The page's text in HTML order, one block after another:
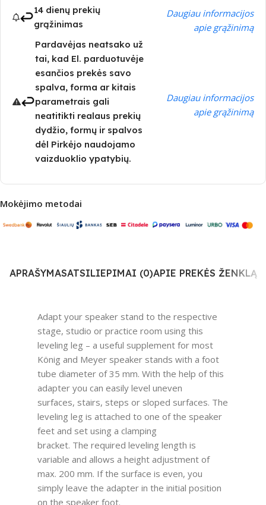
14 dienų prekių
grąžinimas
Daugiau informacijos
apie grąžinimą
Pardavėjas neatsako už
tai, kad El. parduotuvėje
esančios prekės savo
spalva, forma ar kitais
parametrais gali
neatitikti realaus prekių
dydžio, formų ir spalvos
dėl Pirkėjo naudojamo
vaizduoklio ypatybių.
Daugiau informacijos
apie grąžinimą
Mokėjimo metodai
APRAŠYMASATSILIEPIMAI (0)APIE PREKĖS ŽENKLĄ
Adapt your speaker stand to the respective
stage, studio or practice room using this
leveling leg – a useful supplement for most
König and Meyer speaker stands with a foot
tube diameter of 35 mm. With the help of this
adapter you can easily level uneven
surfaces, stairs, steps or sloped surfaces. The
leveling leg is attached to one of the speaker
feet and set using a clamping
bracket. The required leveling length is
variable and allows a height adjustment of
max. 200 mm. If the surface is even, you
simply leave the adapter in the initial position
on the speaker foot.